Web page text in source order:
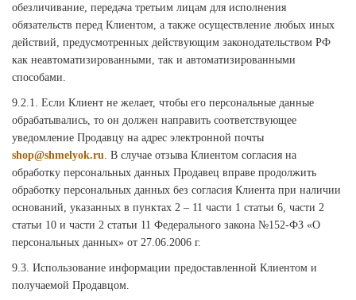
обезличивание, передача третьим лицам для исполнения
обязательств перед Клиентом, а также осуществление любых иных
действий, предусмотренных действующим законодательством РФ
как неавтоматизированными, так и автоматизированными
способами.
9.2.1. Если Клиент не желает, чтобы его персональные данные
обрабатывались, то он должен направить соответствующее
уведомление Продавцу на адрес электронной почты
shop@shmelyok.ru . В случае отзыва Клиентом согласия на
обработку персональных данных Продавец вправе продолжить
обработку персональных данных без согласия Клиента при наличии
оснований, указанных в пунктах 2 – 11 части 1 статьи 6, части 2
статьи 10 и части 2 статьи 11 Федерального закона №152-ФЗ «О
персональных данных» от 27.06.2006 г.
9.3. Использование информации предоставленной Клиентом и
получаемой Продавцом.